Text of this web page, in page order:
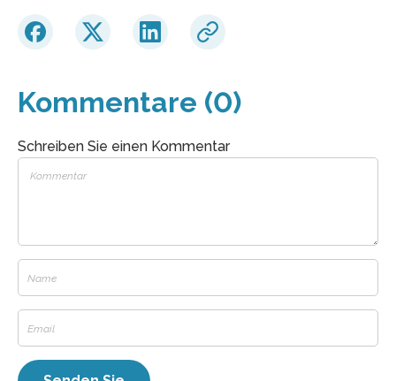
Kommentare (0)
Schreiben Sie einen Kommentar